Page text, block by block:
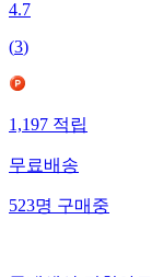
4.7
(3)
1,197 적립
무료배송
523명 구매중